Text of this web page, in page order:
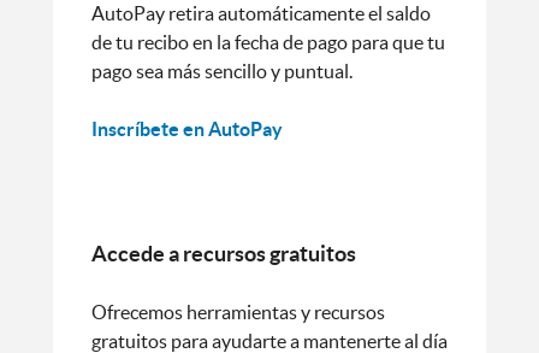
AutoPay retira automáticamente el saldo
de tu recibo en la fecha de pago para que tu
pago sea más sencillo y puntual.
Inscríbete en AutoPay
Accede a recursos gratuitos
Ofrecemos herramientas y recursos
gratuitos para ayudarte a mantenerte al día